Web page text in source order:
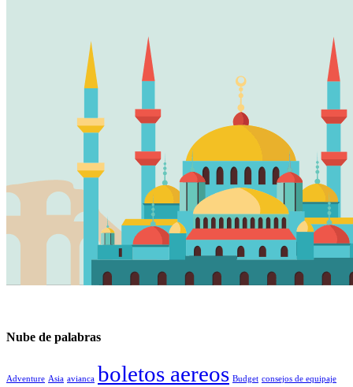
Nube de palabras
Adventure Asia avianca boletos aereos Budget consejos de equipaje